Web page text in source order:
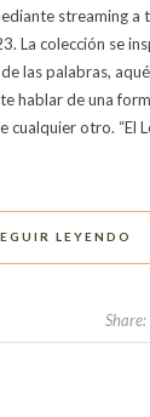
streaming a
La colección se
las palabras,
hablar de una
cualquier otro. “El
LEYENDO
Share: